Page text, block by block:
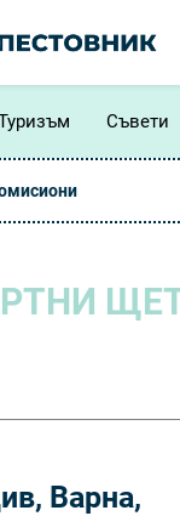
Съвети
Варна,